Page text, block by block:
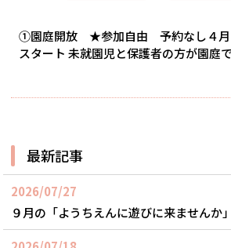
①園庭開放 ★参加自由 予約なし４月
スタート 未就園児と保護者の方が園庭
最新記事
2026/07/27
９月の「ようちえんに遊びに来ませんか」